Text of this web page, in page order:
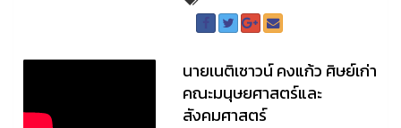
นายเนติเชาวน์ คงแก้ว ศิษย์เก่า
คณะมนุษยศาสตร์และ
สังคมศาสตร์